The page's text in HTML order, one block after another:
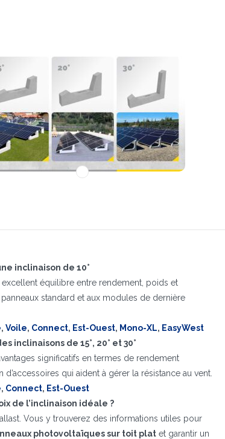
inclinaison de 10°
excellent équilibre entre rendement, poids et
standard et aux modules de dernière
, Voile, Connect, Est-Ouest, Mono-XL, EasyWest
inclinaisons de 15°, 20° et 30°
significatifs en termes de rendement
qui aident à gérer la résistance au vent.
, Connect, Est-Ouest
de l’inclinaison idéale ?
Vous y trouverez des informations utiles pour
photovoltaïques sur toit plat et garantir un